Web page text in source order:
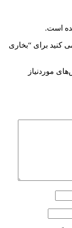
است.
کنید برای “بخاری
موردنیاز